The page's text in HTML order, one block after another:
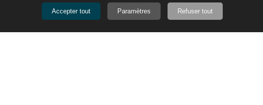
Accepter tout Paramètres Refuser tout